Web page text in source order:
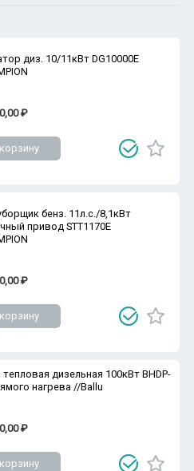
диз. 10/11кВт DG10000E
₽
бенз. 11л.с./8,1кВт
привод STT1170E
₽
дизельная 100кВт BHDP-
нагрева //Ballu
₽